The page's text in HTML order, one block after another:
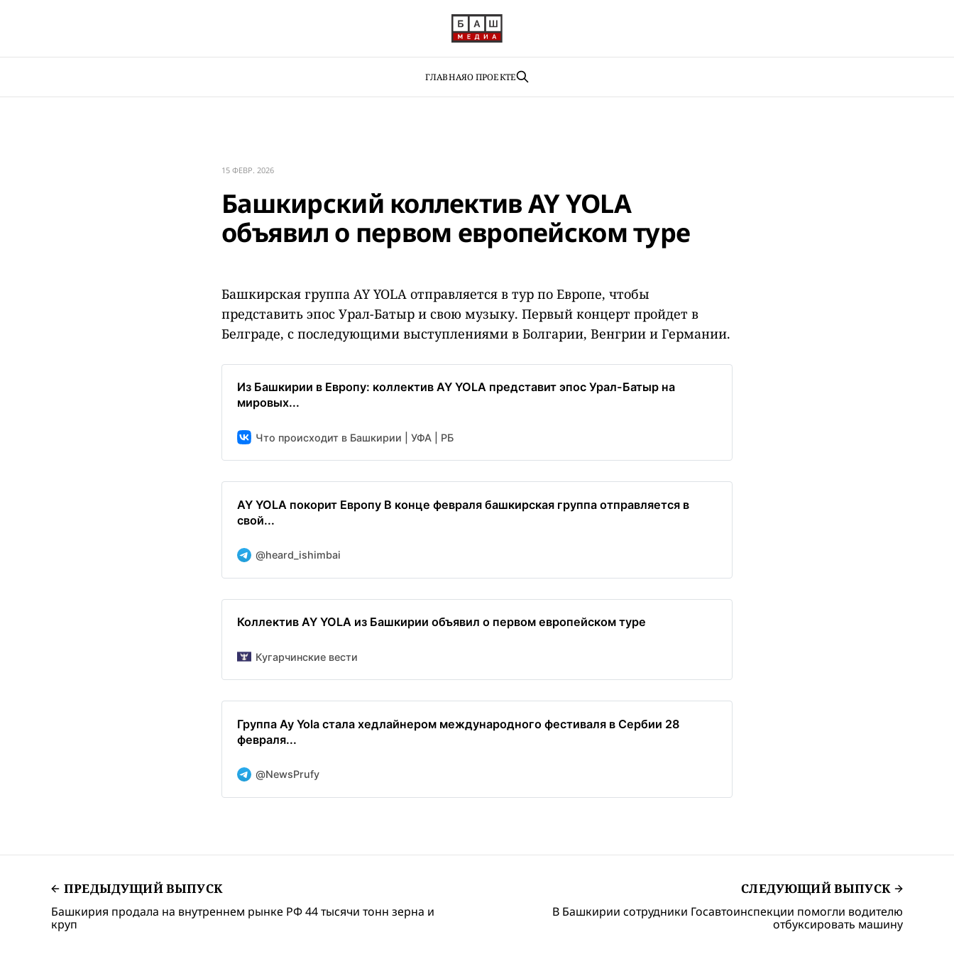
ГЛАВНАЯО ПРОЕКТЕ
15 ФЕВР. 2026
Башкирский коллектив AY YOLA
объявил о первом европейском туре
Башкирская группа AY YOLA отправляется в тур по Европе, чтобы
представить эпос Урал-Батыр и свою музыку. Первый концерт пройдет в
Белграде, с последующими выступлениями в Болгарии, Венгрии и Германии.
Из Башкирии в Европу: коллектив AY YOLA представит эпос Урал-Батыр на
мировых...
Что происходит в Башкирии | УФА | РБ
AY YOLA покорит Европу В конце февраля башкирская группа отправляется в
свой...
@heard_ishimbai
Коллектив AY YOLA из Башкирии объявил о первом европейском туре
Кугарчинские вести
Группа Ay Yola стала хедлайнером международного фестиваля в Сербии 28
февраля...
@NewsPrufy
ПРЕДЫДУЩИЙ ВЫПУСК
Башкирия продала на внутреннем рынке РФ 44 тысячи тонн зерна и
круп
СЛЕДУЮЩИЙ ВЫПУСК
В Башкирии сотрудники Госавтоинспекции помогли водителю
отбуксировать машину